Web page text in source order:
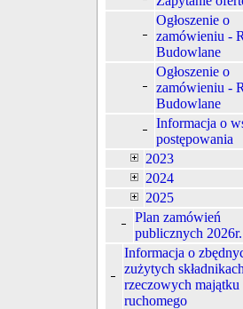
Ogłoszenie o
zamówieniu -
Budowlane
Ogłoszenie o
zamówieniu -
Budowlane
Informacja o
postępowania
2023
2024
2025
Plan zamówień
publicznych 2026r.
Informacja o
zużytych składnikach
rzeczowych majątku
ruchomego